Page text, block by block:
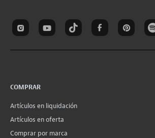
COMPRAR
Artículos en liquidación
Artículos en oferta
Comprar por marca